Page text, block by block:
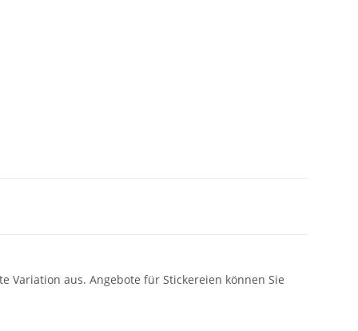
Variation aus. Angebote für Stickereien können Sie